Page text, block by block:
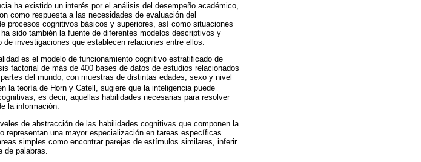
ha existido un interés por el análisis del desempeño académico,
como respuesta a las necesidades de evaluación del
procesos cognitivos básicos y superiores, así como situaciones
sido también la fuente de diferentes modelos descriptivos y
investigaciones que establecen relaciones entre ellos.
es el modelo de funcionamiento cognitivo estratificado de
factorial de más de 400 bases de datos de estudios relacionados
del mundo, con muestras de distintas edades, sexo y nivel
la teoría de Horn y Catell, sugiere que la inteligencia puede
es decir, aquellas habilidades necesarias para resolver
la información.
de abstracción de las habilidades cognitivas que componen la
representan una mayor especialización en tareas específicas
simples como encontrar parejas de estímulos similares, inferir
palabras.